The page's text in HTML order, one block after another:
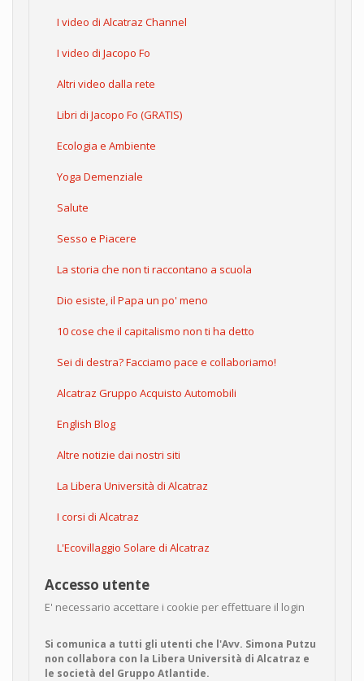
I video di Alcatraz Channel
I video di Jacopo Fo
Altri video dalla rete
Libri di Jacopo Fo (GRATIS)
Ecologia e Ambiente
Yoga Demenziale
Salute
Sesso e Piacere
La storia che non ti raccontano a scuola
Dio esiste, il Papa un po' meno
10 cose che il capitalismo non ti ha detto
Sei di destra? Facciamo pace e collaboriamo!
Alcatraz Gruppo Acquisto Automobili
English Blog
Altre notizie dai nostri siti
La Libera Università di Alcatraz
I corsi di Alcatraz
L'Ecovillaggio Solare di Alcatraz
Accesso utente
E' necessario accettare i cookie per effettuare il login
Si comunica a tutti gli utenti che l'Avv. Simona Putzu
non collabora con la Libera Università di Alcatraz e
le società del Gruppo Atlantide.